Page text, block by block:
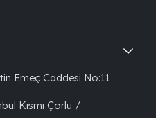
Emeç Caddesi No:11
Kısmı Çorlu /